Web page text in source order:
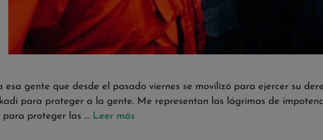
esa gente que desde el pasado viernes se movilizó para ejercer su
para proteger a la gente. Me representan las lágrimas de
para proteger las … Leer más